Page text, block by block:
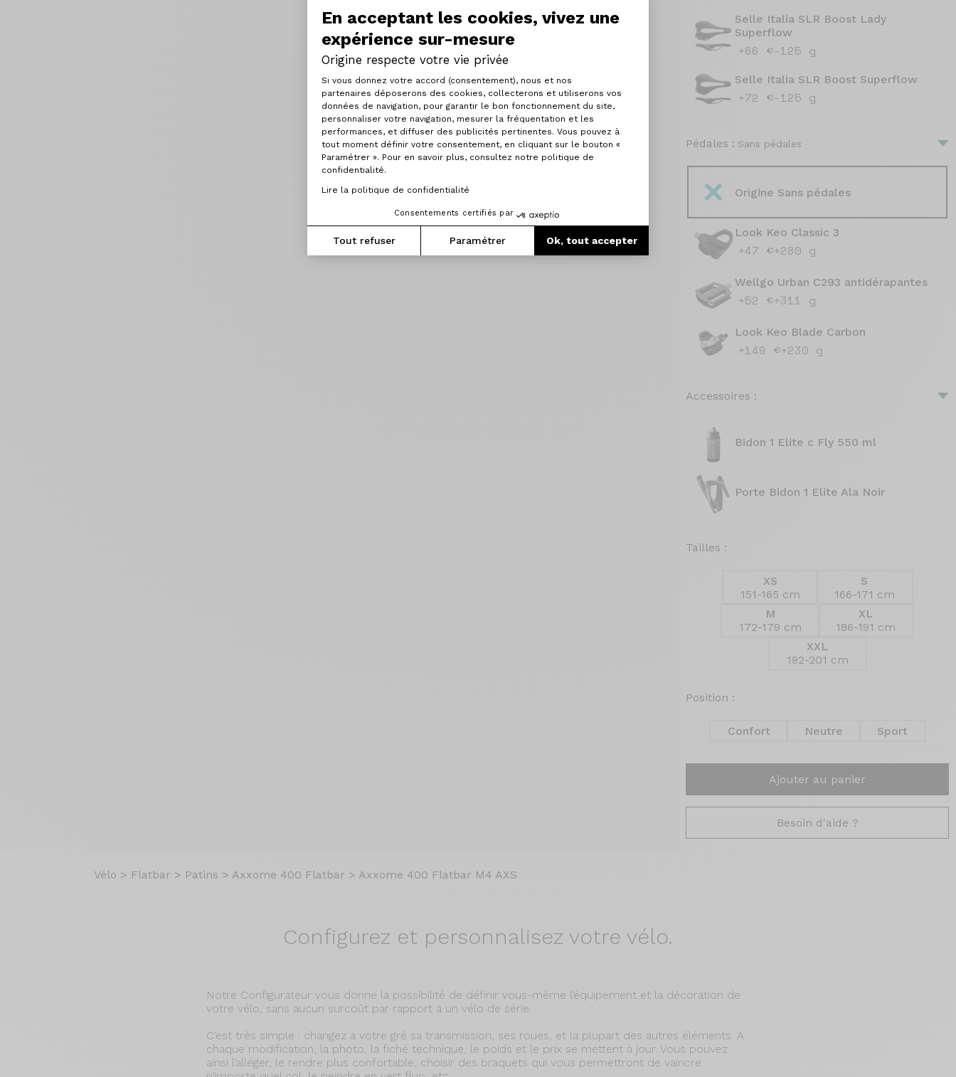
En acceptant les cookies, vivez une
expérience sur-mesure
Origine respecte votre vie privée
Plateforme de Gestion du Consentement : Personnalisez vos Options
Si vous donnez votre accord (consentement), nous et nos
partenaires déposerons des cookies, collecterons et utiliserons vos
données de navigation, pour garantir le bon fonctionnement du site,
personnaliser votre navigation, mesurer la fréquentation et les
performances, et diffuser des publicités pertinentes. Vous pouvez à
tout moment définir votre consentement, en cliquant sur le bouton «
Paramétrer ». Pour en savoir plus, consultez notre politique de
confidentialité.
Lire la politique de confidentialité
Consentements certifiés par
Tout refuser Paramétrer Ok, tout accepter
Axeptio consent
Selle Italia SLR Boost Lady
Superflow
+66 €-125 g
Selle Italia SLR Boost Superflow
+72 €-125 g
Pédales : Sans pédales
Origine Sans pédales
Look Keo Classic 3
+47 €+280 g
Wellgo Urban C293 antidérapantes
+52 €+311 g
Look Keo Blade Carbon
+149 €+230 g
Accessoires :
Bidon 1 Elite c Fly 550 ml
Porte Bidon 1 Elite Ala Noir
Tailles :
XS
151-165 cm
S
166-171 cm
M
172-179 cm
XL
186-191 cm
XXL
192-201 cm
Position :
Confort Neutre Sport
Ajouter au panier
Besoin d'aide ?
Vélo > Flatbar > Patins > Axxome 400 Flatbar > Axxome 400 Flatbar M4 AXS
Configurez et personnalisez votre vélo.
Notre Configurateur vous donne la possibilité de définir vous-même l’équipement et la décoration de
votre vélo, sans aucun surcoût par rapport à un vélo de série.
C’est très simple : changez à votre gré sa transmission, ses roues, et la plupart des autres éléments. A
chaque modification, la photo, la fiche technique, le poids et le prix se mettent à jour. Vous pouvez
ainsi l’alléger, le rendre plus confortable, choisir des braquets qui vous permettront de vaincre